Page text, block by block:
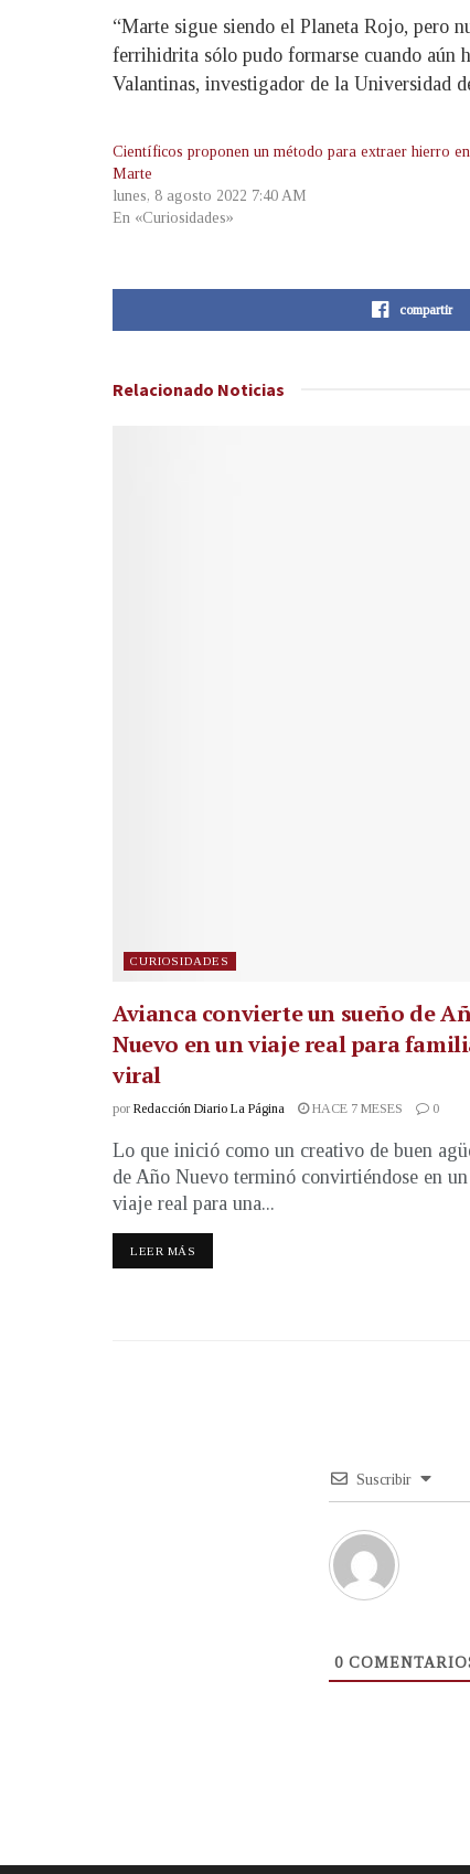
“Marte sigue siendo el Planeta Rojo, pero
ferrihidrita sólo pudo formarse cuando aún
Valantinas, investigador de la Universidad
Científicos proponen un método para extraer hierro en
Marte
lunes, 8 agosto 2022 7:40 AM
En «Curiosidades»
compartir
Relacionado Noticias
CURIOSIDADES
Avianca convierte un sueño de
Nuevo en un viaje real para
viral
por Redacción Diario La Página HACE 7 MESES 0
Lo que inició como un creativo de buen
de Año Nuevo terminó convirtiéndose en un
viaje real para una...
LEER MÁS
Suscribir
0